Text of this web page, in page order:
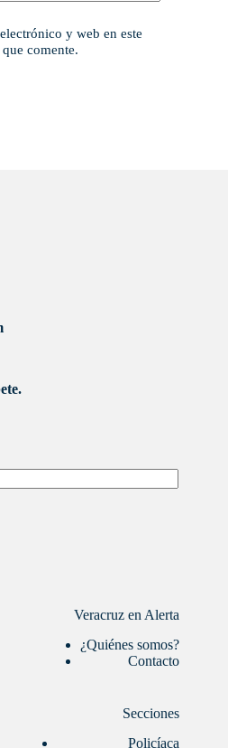
y web en este
comente.
Veracruz en Alerta
¿Quiénes somos?
Contacto
Secciones
Policíaca